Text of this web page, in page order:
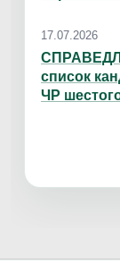
17.07.2026
список
ЧР